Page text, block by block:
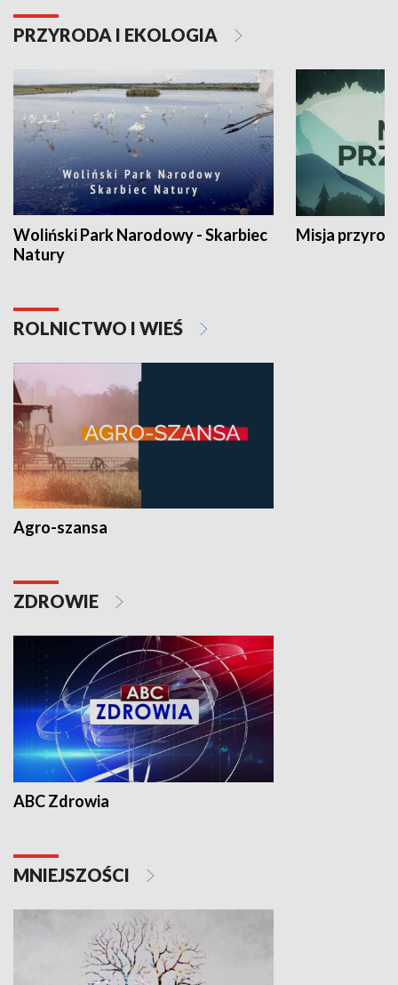
PRZYRODA I EKOLOGIA
Woliński Park Narodowy - Skarbiec
Natury
Misja
ROLNICTWO I WIEŚ
Agro-szansa
ZDROWIE
ABC Zdrowia
MNIEJSZOŚCI